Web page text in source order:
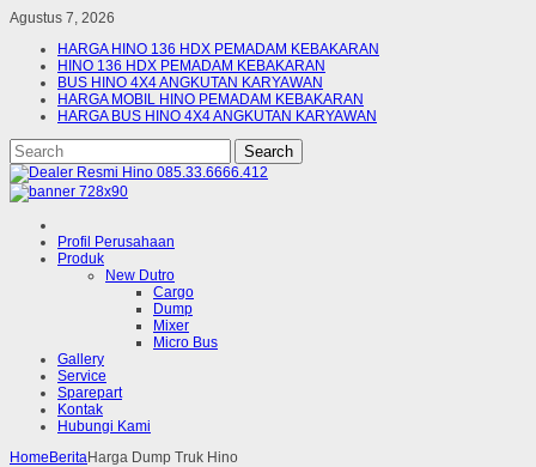
Agustus 7, 2026
HARGA HINO 136 HDX PEMADAM KEBAKARAN
HINO 136 HDX PEMADAM KEBAKARAN
BUS HINO 4X4 ANGKUTAN KARYAWAN
HARGA MOBIL HINO PEMADAM KEBAKARAN
HARGA BUS HINO 4X4 ANGKUTAN KARYAWAN
Profil Perusahaan
Produk
New Dutro
Cargo
Dump
Mixer
Micro Bus
Gallery
Service
Sparepart
Kontak
Hubungi Kami
Home BeritaHarga Dump Truk Hino